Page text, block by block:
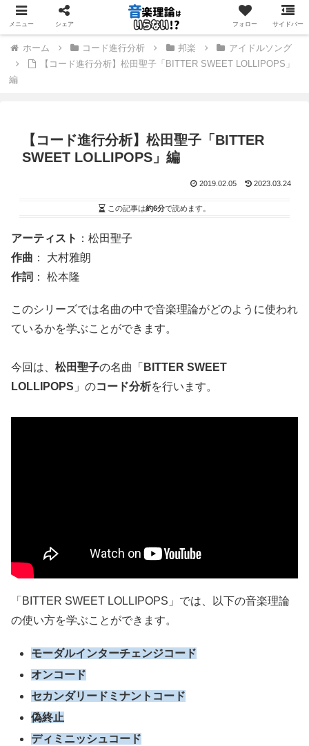
音楽理論を「学ぶ」のではなく「使う」ためのサイト
ホーム コード進行分析 邦楽
アイドルソング
【コード進行分析】松田聖子「BITTER SWEET LOLLIPOPS」
編
【コード進行分析】松田聖子「BITTER
SWEET LOLLIPOPS」編
2019.02.05 2023.03.24
この記事は約6分で読めます。
アーティスト ：松田聖子
作曲 ： 大村雅朗
作詞 ： 松本隆
このシリーズでは名曲の中で音楽理論がどのように使われ
ているかを学ぶことができます。
今回は、 松田聖子の名曲「 BITTER SWEET
LOLLIPOPS 」のコード分析を行います。
「BITTER SWEET LOLLIPOPS」では、以下の音楽理論
の使い方を学ぶことができます。
モーダルインターチェンジコード
オンコード
セカンダリードミナントコード
偽終止
ディミニッシュコード
メニュー シェア フォロー サイドバー